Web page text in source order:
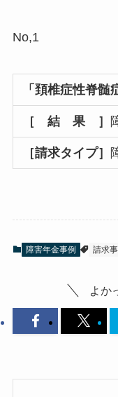
No,1
「頚椎症性脊髄
［ 結 果 ］
［請求タイプ］
障害年金事例 請求
よか